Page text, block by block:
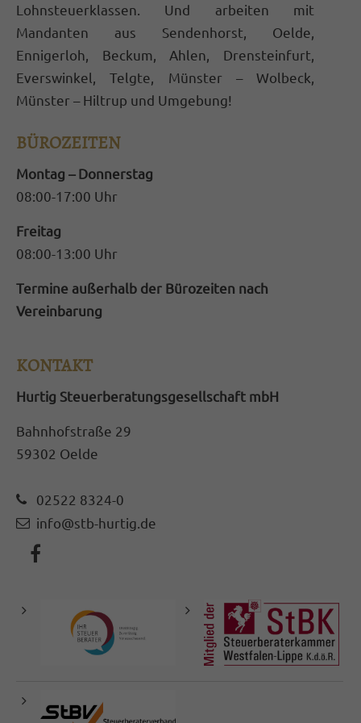
magnis dis parturient montes, nascetur
ridiculus mus. Donec quam felis, ultricies
nec.
Lohnsteuerklassen. Und arbeiten mit
Mandanten aus Sendenhorst, Oelde,
Ennigerloh, Beckum, Ahlen, Drensteinfurt,
Everswinkel, Telgte, Münster – Wolbeck,
Münster – Hiltrup und Umgebung!
BÜROZEITEN
Montag – Donnerstag
08:00-17:00 Uhr
Freitag
08:00-13:00 Uhr
Termine außerhalb der Bürozeiten nach
Vereinbarung
KONTAKT
Hurtig Steuerberatungsgesellschaft mbH
Bahnhofstraße 29
59302 Oelde
02522 8324-0
info@stb-hurtig.de